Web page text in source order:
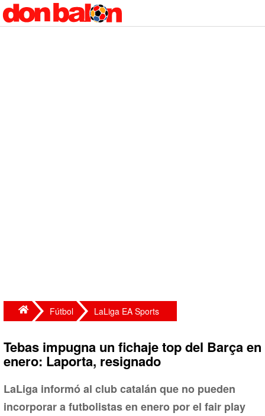
Fútbol LaLiga EA Sports
Tebas impugna un fichaje top del Barça en
enero: Laporta, resignado
LaLiga informó al club catalán que no pueden
incorporar a futbolistas en enero por el fair play